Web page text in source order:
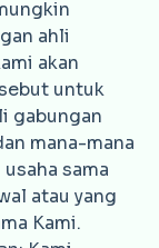
ahli
akan
untuk
gabungan
mana-mana
sama
atau yang
Kami.